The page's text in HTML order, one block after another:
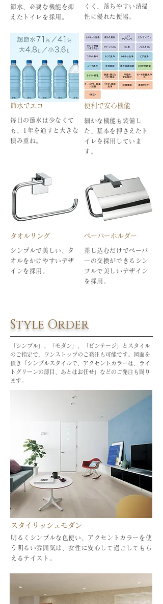
節水、必要な機能を抑
えたトイレを採用。
くく、落ちやすい清掃
性に優れた便器。
節水でエコ
毎日の節水は少なくて
も、1年を通すと大きな
積み重ね。
便利で安心機能
細かな機能も装備し
た、基本を押さえたト
イレを採用していま
す。
タオルリング
シンプルで美しい、タ
オルをかけやすいデザ
インを採用。
ペーパーホルダー
差し込むだけでペーパ
ーの交換ができるシン
プルで美しいデザイン
を採用。
Style Order
「シンプル」、「モダン」、「ビンテージ」とスタイル
のご指定で、ワンストップのご発注も可能です。図面を
頂き「シンプルスタイルで、アクセントカラーは、ライ
トグリーンの薄目、あとはお任せ」などのご発注も賜り
ます。
スタイリッシュモダン
明るくシンプルな色使い、アクセントカラーを使
う明るい雰囲気は、女性に安心して過ごしてもら
えるテイスト。